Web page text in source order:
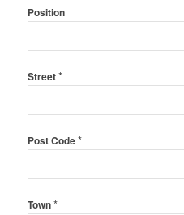
Position
Street*
Post Code*
Town*